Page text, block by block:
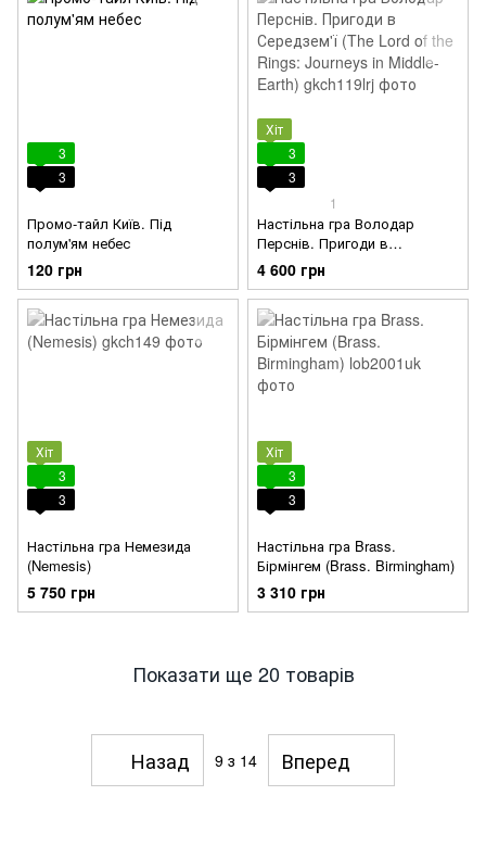
3
3
Промо-тайл Київ. Під
полум'ям небес
120 грн
Хіт
3
3
1
Настільна гра Володар
Перснів. Пригоди в
Середзем'ї (The Lord of the
Rings: Journeys in Middle-
Earth)
4 600 грн
Хіт
3
3
Настільна гра Немезида
(Nemesis)
5 750 грн
Хіт
3
3
Настільна гра Brass.
Бірмінгем (Brass. Birmingham)
3 310 грн
Показати ще 20 товарів
Назад 9 з 14 Вперед